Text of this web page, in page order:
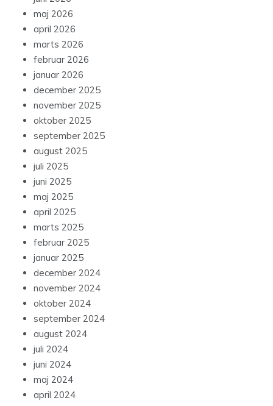
maj 2026
april 2026
marts 2026
februar 2026
januar 2026
december 2025
november 2025
oktober 2025
september 2025
august 2025
juli 2025
juni 2025
maj 2025
april 2025
marts 2025
februar 2025
januar 2025
december 2024
november 2024
oktober 2024
september 2024
august 2024
juli 2024
juni 2024
maj 2024
april 2024